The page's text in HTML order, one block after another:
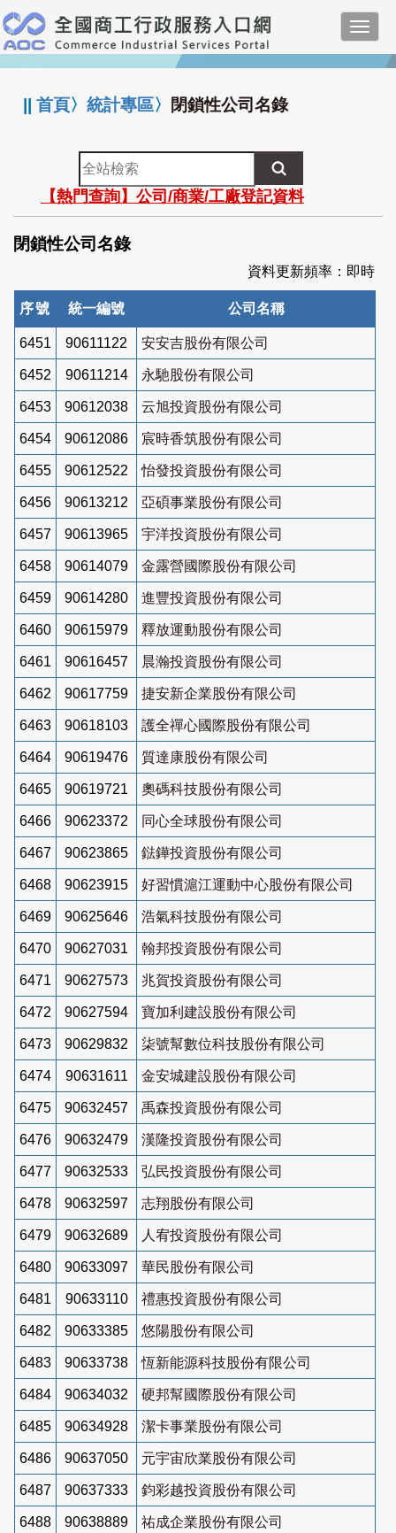
跳
到
主
要
:::
||首頁〉統計專區〉 閉鎖性公司名錄
全
站
檢
索
【熱門查詢】公司/商業/工廠登記資料
閉鎖性公司名錄
資料更新頻率：即時
序號 統一編號 公司名稱
6451 90611122 安安吉股份有限公司
6452 90611214 永馳股份有限公司
6453 90612038 云旭投資股份有限公司
6454 90612086 宸時香筑股份有限公司
6455 90612522 怡發投資股份有限公司
6456 90613212 亞碩事業股份有限公司
6457 90613965 宇洋投資股份有限公司
6458 90614079 金露營國際股份有限公司
6459 90614280 進豐投資股份有限公司
6460 90615979 釋放運動股份有限公司
6461 90616457 晨瀚投資股份有限公司
6462 90617759 捷安新企業股份有限公司
6463 90618103 護全禪心國際股份有限公司
6464 90619476 質達康股份有限公司
6465 90619721 奧碼科技股份有限公司
6466 90623372 同心全球股份有限公司
6467 90623865 鍅鏵投資股份有限公司
6468 90623915 好習慣滬江運動中心股份有限公司
6469 90625646 浩氣科技股份有限公司
6470 90627031 翰邦投資股份有限公司
6471 90627573 兆賀投資股份有限公司
6472 90627594 寶加利建設股份有限公司
6473 90629832 柒號幫數位科技股份有限公司
6474 90631611 金安城建設股份有限公司
6475 90632457 禹森投資股份有限公司
6476 90632479 漢隆投資股份有限公司
6477 90632533 弘民投資股份有限公司
6478 90632597 志翔股份有限公司
6479 90632689 人宥投資股份有限公司
6480 90633097 華民股份有限公司
6481 90633110 禮惠投資股份有限公司
6482 90633385 悠陽股份有限公司
6483 90633738 恆新能源科技股份有限公司
6484 90634032 硬邦幫國際股份有限公司
6485 90634928 潔卡事業股份有限公司
6486 90637050 元宇宙欣業股份有限公司
6487 90637333 鈞彩越投資股份有限公司
6488 90638889 祐成企業股份有限公司